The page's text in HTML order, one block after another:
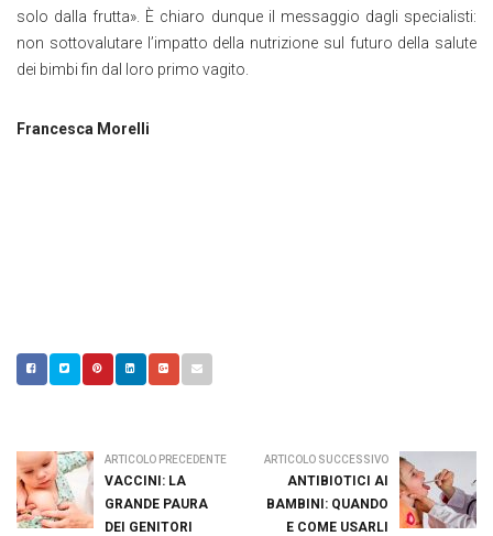
solo dalla frutta». È chiaro dunque il messaggio dagli specialisti:
non sottovalutare l’impatto della nutrizione sul futuro della salute
dei bimbi fin dal loro primo vagito.
Francesca Morelli
ARTICOLO PRECEDENTE
VACCINI: LA
GRANDE PAURA
DEI GENITORI
ARTICOLO SUCCESSIVO
ANTIBIOTICI AI
BAMBINI: QUANDO
E COME USARLI